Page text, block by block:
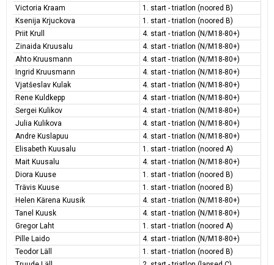
Victoria Kraam
1. start - triatlon (noored B)
Ksenija Krjuckova
1. start - triatlon (noored B)
Priit Krull
4. start - triatlon (N/M18-80+)
Zinaida Kruusalu
4. start - triatlon (N/M18-80+)
Ahto Kruusmann
4. start - triatlon (N/M18-80+)
Ingrid Kruusmann
4. start - triatlon (N/M18-80+)
Vjatšeslav Kulak
4. start - triatlon (N/M18-80+)
Rene Kuldkepp
4. start - triatlon (N/M18-80+)
Sergei Kulikov
4. start - triatlon (N/M18-80+)
Julia Kulikova
4. start - triatlon (N/M18-80+)
Andre Kuslapuu
4. start - triatlon (N/M18-80+)
Elisabeth Kuusalu
1. start - triatlon (noored A)
Mait Kuusalu
4. start - triatlon (N/M18-80+)
Diora Kuuse
1. start - triatlon (noored B)
Trävis Kuuse
1. start - triatlon (noored B)
Helen Kärena Kuusik
4. start - triatlon (N/M18-80+)
Tanel Kuusk
4. start - triatlon (N/M18-80+)
Gregor Laht
1. start - triatlon (noored A)
Pille Laido
4. start - triatlon (N/M18-80+)
Teodor Läll
1. start - triatlon (noored B)